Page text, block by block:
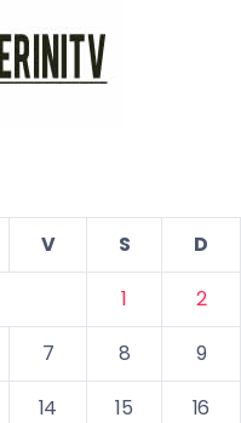
V S
D
1
2
7 8
9
14 15
16